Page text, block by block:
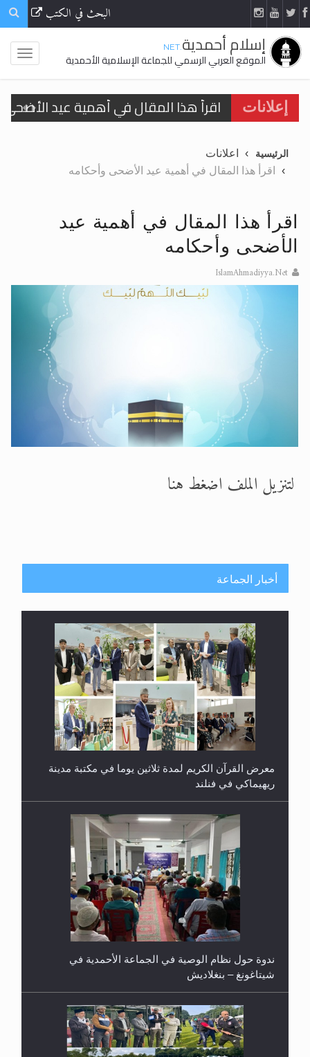
البحث في الكتب
إسلام أحمدية.NET
الموقع العربي الرسمي للجماعة الإسلامية الأحمدية
إعلانات
اقرأ هذا المقال في أهمية عيد
تعميم هامّ لأفراد الجماعة >> المزيد
اقرأ هذا الكتاب وتعرّف على حقيقة
الحجّ.. دلالات، حِكم، وأهداف >> المزيد
اقرأ هذا المقال في أهمية عيد
الرئيسية
اعلانات
اقرأ هذا المقال في أهمية عيد الأضحى وأحكامه
اقرأ هذا المقال في أهمية عيد
الأضحى وأحكامه
IslamAhmadiyya.Net
لتنزيل الملف اضغط هنا
أخبار الجماعة
معرض القرآن الكريم لمدة ثلاثين يوما في مكتبة مدينة
ريهيماكي في فنلند
ندوة حول نظام الوصية في الجماعة الأحمدية في
شيتاغونغ – بنغلاديش